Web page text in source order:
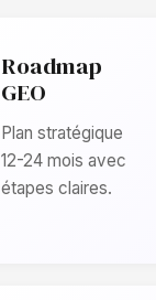
Roadmap
GEO
Plan stratégique
12-24 mois avec
étapes claires.